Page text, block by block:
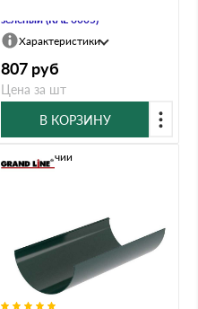
зелёный (RAL 6005)
Характеристики
807 руб
Цена за шт
В КОРЗИНУ
В наличии